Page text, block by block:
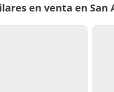
en venta en San